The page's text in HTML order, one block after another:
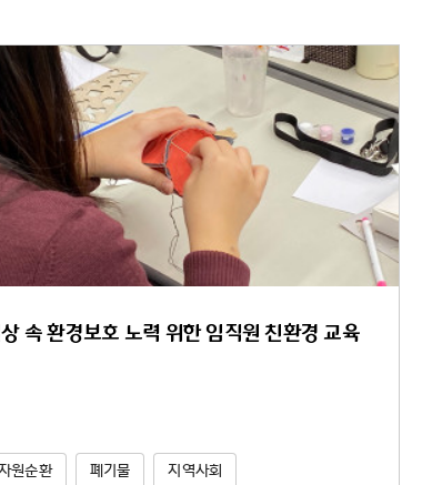
속 환경보호 노력 위한 임직원 친환경 교육
원순환 폐기물 지역사회